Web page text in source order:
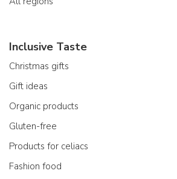
Inclusive Taste
Christmas gifts
Gift ideas
Organic products
Gluten-free
Products for celiacs
Fashion food